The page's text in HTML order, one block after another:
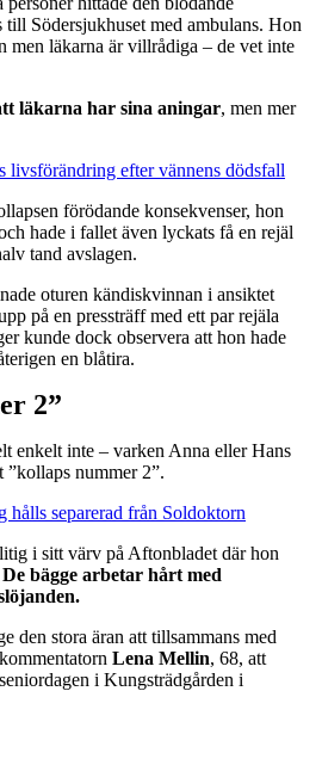
Södersjukhuset med ambulans. Hon
men läkarna är villrådiga – de vet inte
läkarna har sina aningar, men mer
livsförändring efter vännens dödsfall
förödande konsekvenser, hon
hade i fallet även lyckats få en rejäl
tand avslagen.
oturen kändiskvinnan i ansiktet
på en pressträff med ett par rejäla
kunde dock observera att hon hade
en blåtira.
2”
enkelt inte – varken Anna eller Hans
”kollaps nummer 2”.
hålls separerad från Soldoktorn
i sitt värv på Aftonbladet där hon
De bägge arbetar hårt med
den stora äran att tillsammans med
Lena Mellin, 68, att
i Kungsträdgården i